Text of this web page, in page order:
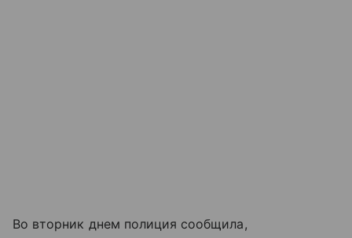
Во вторник днем полиция сообщила,